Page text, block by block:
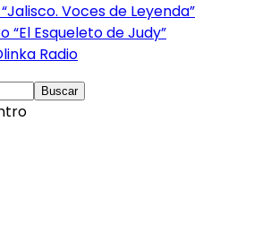
Voces de Leyenda”
“El Esqueleto de Judy”
Radio